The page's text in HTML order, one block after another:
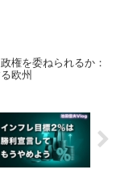
権を委ねられるか：
欧州